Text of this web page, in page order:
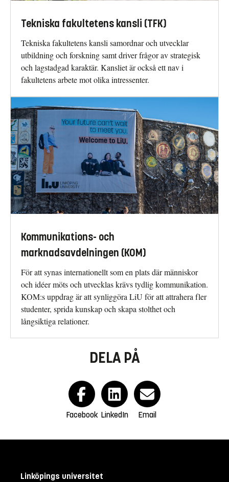
Tekniska fakultetens kansli (TFK)
Tekniska fakultetens kansli samordnar och utvecklar
utbildning och forskning samt driver frågor av strategisk
och lagstadgad karaktär. Kansliet är också ett nav i
fakultetens arbete mot olika intressenter.
Kommunikations- och
marknadsavdelningen (KOM)
För att synas internationellt som en plats där människor
och idéer möts och utvecklas krävs tydlig kommunikation.
KOM:s uppdrag är att synliggöra LiU för att attrahera fler
studenter, sprida kunskap och skapa stolthet och
långsiktiga relationer.
DELA PÅ
Facebook LinkedIn Email
Linköpings universitet